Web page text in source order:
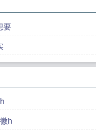
减
无弹窗
要
h